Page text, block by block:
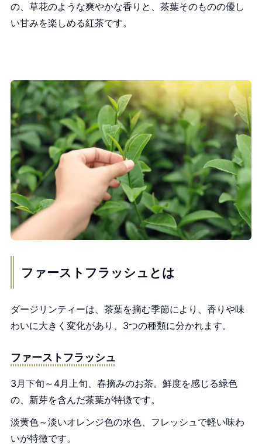
の、草花のような爽やかな香りと、茶葉そのものの優し
い甘みを楽しめる紅茶です。
ファーストフラッシュとは
ダージリンティーは、茶葉を摘む季節により、香りや味
わいに大きく変化があり、3つの種類に分かれます。
ファーストフラッシュ
3月下旬～4月上旬、春摘みのお茶。鮮度を感じる緑色
の、新芽を含んだ茶葉が特徴です。
淡黄色～淡いオレンジ色の水色、フレッシュで軽い味わ
いが特徴です。